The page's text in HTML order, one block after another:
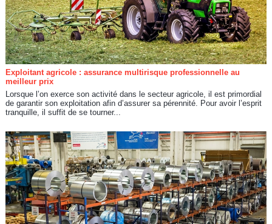
Exploitant agricole : assurance multirisque professionnelle au
meilleur prix
Lorsque l’on exerce son activité dans le secteur agricole, il est primordial
de garantir son exploitation afin d’assurer sa pérennité. Pour avoir l’esprit
tranquille, il suffit de se tourner...